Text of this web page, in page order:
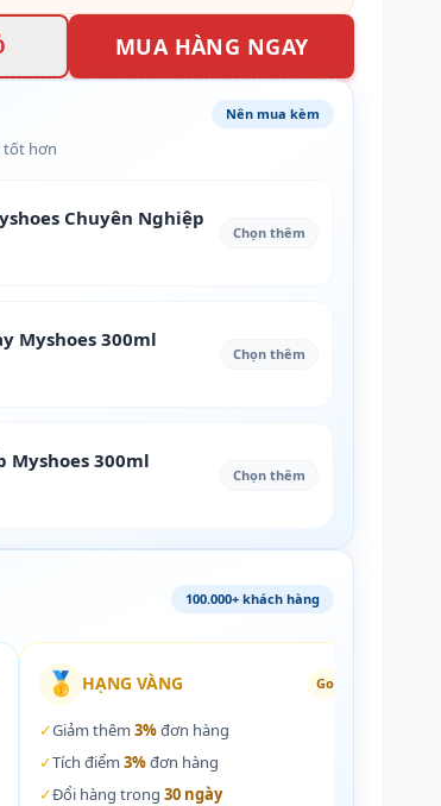
MUA HÀNG NGAY
tốt hơn
Nên mua kèm
Chuyên Nghiệp
Chọn thêm
Myshoes 300ml
Chọn thêm
Myshoes 300ml
Chọn thêm
100.000+ khách hàng
🥇 HẠNG VÀNG Gold
✓Giảm thêm 3%đơn hàng
✓Tích điểm 3%đơn hàng
✓Đổi hàng trong 30 ngày